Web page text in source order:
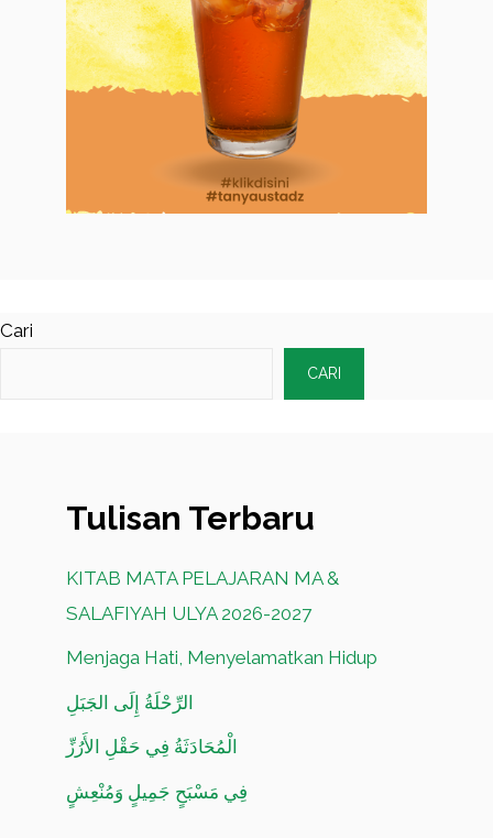
Cari
CARI
Tulisan Terbaru
KITAB MATA PELAJARAN MA &
SALAFIYAH ULYA 2026-2027
Menjaga Hati, Menyelamatkan Hidup
الرِّحْلَةُ إِلَى الجَبَلِ
الْمُحَادَثَةُ فِي حَقْلِ الأَرُزِّ
فِي مَسْبَحٍ جَمِيلٍ وَمُنْعِشٍ